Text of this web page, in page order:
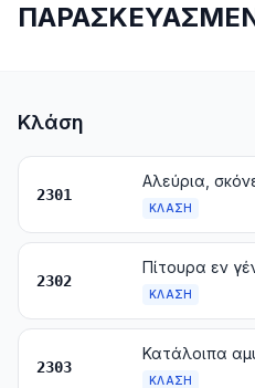
Κλάση
2301
ΚΛΆΣΗ
2302
ΚΛΆΣΗ
2303
ΚΛΆΣΗ